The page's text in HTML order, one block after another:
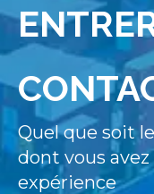
Quel que soit
dont vous
expérience